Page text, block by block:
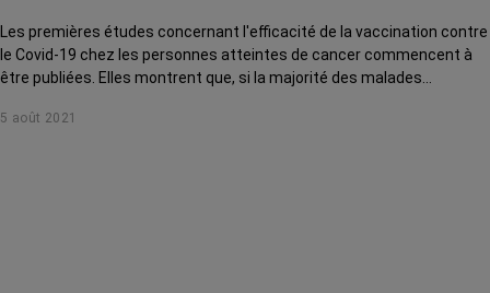
Les premières études concernant l'efficacité de la vaccination contre
le Covid-19 chez les personnes atteintes de cancer commencent à
être publiées. Elles montrent que, si la majorité des malades
la population générale, notamment en cas de cancers
5 août 2021